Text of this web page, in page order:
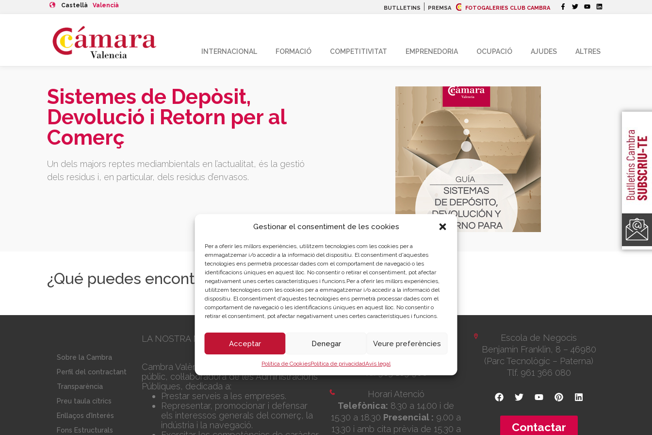
Gestionar el consentiment de les cookies
Per a oferir les millors experiències, utilitzem tecnologies com les cookies per a
emmagatzemar i/o accedir a la informació del dispositiu. El consentiment d'aquestes
tecnologies ens permetrà processar dades com el comportament de navegació o les
identificacions úniques en aquest lloc. No consentir o retirar el consentiment, pot afectar
negativament unes certes característiques i funcions.Per a oferir les millors experiències,
utilitzem tecnologies com les cookies per a emmagatzemar i/o accedir a la informació del
dispositiu. El consentiment d'aquestes tecnologies ens permetrà processar dades com el
comportament de navegació o les identificacions úniques en aquest lloc. No consentir o
retirar el consentiment, pot afectar negativament unes certes característiques i funcions.
Acceptar Denegar Veure preferències
Política de CookiesPolítica de privacidadAvís legal
Castellà Valencià BUTLLETINS PREMSA FOTOGALERIES CLUB CAMBRA
INTERNACIONAL FORMACIÓ COMPETITIVITAT EMPRENEDORIA OCUPACIÓ AJUDES ALTRES
Sistemes de Depòsit,
Devolució i Retorn per al
Comerç
Un dels majors reptes mediambientals en l’actualitat, és la gestió
dels residus i, en particular, dels residus d’envasos.
¿Qué puedes encontrar?
Sobre la Cambra
Perfil del contractant
Transparència
Preu taula cítrics
Enllaços d’Interés
Fons Estructurals
LA NOSTRA MISSIÓ
Cambra València és una corporació de dret
públic, col·laboradora de les Administracions
Públiques, dedicada a:
Prestar serveis a les empreses.
Representar, promocionar i defensar
els interessos generals del comerç, la
indústria i la navegació.
C/Poeta Querol 15 – 46002
València
Horari Atenció
Telefònica: 8.30 a 14.00 i de
15.30 a 18.30 Presencial : 9.00 a
13.30 i amb cita prèvia de 15.30 a
Escola de Negocis
Benjamín Franklin, 8 – 46980
(Parc Tecnològic – Paterna)
Tlf. 961 366 080
Contactar